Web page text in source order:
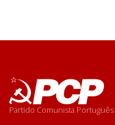
Partido Comunista Português